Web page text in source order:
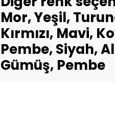
Mor, Yeşil,
Kırmızı, Mavi,
Pembe, Siyah,
Gümüş, Pembe